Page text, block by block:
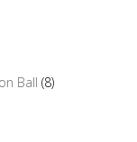
Ball (8)